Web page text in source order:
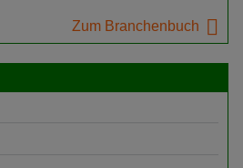
Zum Branchenbuch